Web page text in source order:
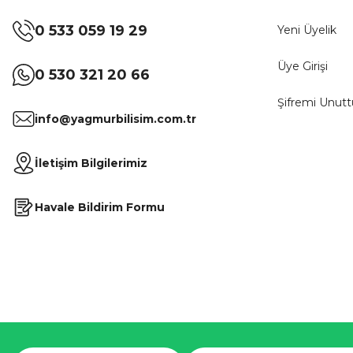
0 533 059 19 29
0 530 321 20 66
info@yagmurbilisim.com.tr
İletişim Bilgilerimiz
Havale Bildirim Formu
Yeni Üyelik
Üye Girişi
Şifremi